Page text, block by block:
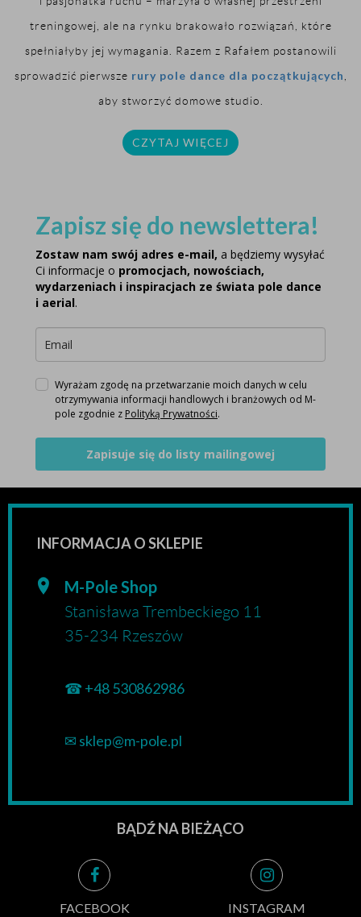
treningowej, ale na rynku brakowało rozwiązań, które
spełniałyby jej wymagania. Razem z Rafałem postanowili
sprowadzić pierwsze rury pole dance dla początkujących
aby stworzyć domowe studio.
CZYTAJ WIĘCEJ
Zapisz się do newslettera!
Zostaw nam swój adres e-mail, a będziemy wysyłać
Ci informacje o promocjach, nowościach,
wydarzeniach i inspiracjach ze świata pole dance
i aerial.
Wyrażam zgodę na przetwarzanie moich danych w celu
otrzymywania informacji handlowych i branżowych od M-
pole zgodnie z Polityką Prywatności.
Zapisuje się do listy mailingowej
INFORMACJA O SKLEPIE
M-Pole Shop
Stanisława Trembeckiego 11
35-234 Rzeszów
☎ +48 530862986
✉ sklep@m-pole.pl
BĄDŹ NA BIEŻĄCO
FACEBOOK INSTAGRAM